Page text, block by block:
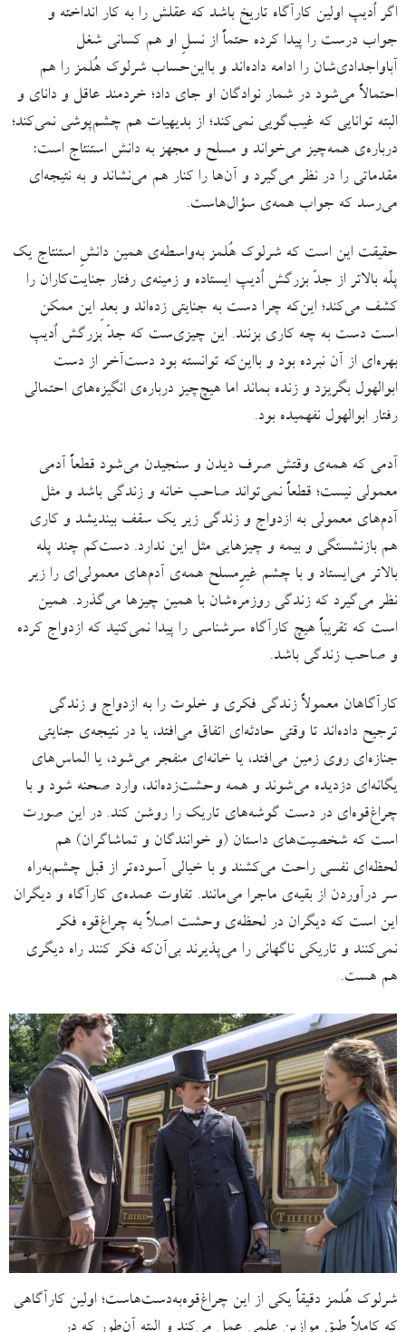
اگر اُدیپ اولین کارآگاه تاریخ باشد که عقلش را به کار انداخته و
جواب درست را پیدا کرده حتماً از نسلِ او هم کسانی شغل
آبا‌واجدادی‌شان را ادامه داده‌اند و بااین‌حساب شرلوک هُلمز را هم
احتمالاً می‌شود در شمار نوادگان او جای داد؛ خردمند عاقل و دانای و
البته توانایی که غیب‌گویی نمی‌کند؛ از بدیهیات هم چشم‌پوشی نمی‌کند؛
درباره‌ی همه‌چیز می‌خواند و مسلح و مجهز به دانش استنتاج است:
مقدماتی را در نظر می‌گیرد و آن‌ها را کنار هم می‌نشاند و به نتیجه‌ای
می‌رسد که جواب همه‌ی سؤال‌هاست.
حقیقت این است که شرلوک هُلمز به‌واسطه‌ی همین دانشِ استنتاج یک
پلّه بالاتر از جدّ بزرگش اُدیپ ایستاده و زمینه‌ی رفتار جنایت‌کاران را
کشف می‌کند؛ این‌که چرا دست به جنایتی زده‌اند و بعدِ این ممکن
است دست به چه کاری بزنند. این چیزی‌ست که جدّ بزرگش اُدیپ
بهره‌ای از آن نبرده بود و بااین‌که توانسته بود دست‌آخر از دست
ابوالهول بگریزد و زنده بماند اما هیچ‌چیز درباره‌ی انگیزه‌های احتمالی
رفتار ابوالهول نفهمیده بود.
آدمی که همه‌ی وقتش صرف دیدن و سنجیدن می‌شود قطعاً آدمی
معمولی نیست؛ قطعاً نمی‌تواند صاحب خانه و زندگی باشد و مثل
آدم‌های معمولی به ازدواج و زندگی زیر یک سقف بیندیشد و کاری
هم بازنشستگی و بیمه و چیزهایی مثل این ندارد. دست‌کم چند پله
بالاتر می‌ایستاد و با چشم غیرِمسلح همه‌ی آدم‌های معمولی‌ای را زیر
نظر می‌گیرد که زندگی روزمره‌شان با همین چیزها می‌گذرد. همین
است که تقریباً هیچ کارآگاه سرشناسی را پیدا نمی‌کنید که ازدواج کرده
و صاحب زندگی باشد.
کارآگاهان معمولاً زندگی فکری و خلوت را به ازدواج و زندگی
ترجیح داده‌اند تا وقتی حادثه‌ای اتفاق می‌افتد، یا در نتیجه‌ی جنایتی
جنازه‌ای روی زمین می‌افتد، یا خانه‌ای منفجر می‌شود، یا الماس‌های
یگانه‌ای دزدیده می‌شوند و همه وحشت‌زده‌اند، وارد صحنه شود و با
چراغ‌قوه‌ای در دست گوشه‌های تاریک را روشن کند. در این صورت
است که شخصیت‌های داستان (و خوانندگان و تماشاگران) هم
لحظه‌ای نفسی راحت می‌کشند و با خیالی آسوده‌تر از قبل چشم‌به‌راه
سر درآوردن از بقیه‌ی ماجرا می‌مانند. تفاوت عمده‌ی کارآگاه و دیگران
این است که دیگران در لحظه‌ی وحشت اصلاً به چراغ‌قوه فکر
نمی‌کنند و تاریکی ناگهانی را می‌پذیرند بی‌آن‌که فکر کنند راه دیگری
هم هست.
شرلوک هُلمز دقیقاً یکی از این چراغ‌قوه‌به‌دست‌هاست؛ اولین کارآگاهی‌
که کاملاً طبقِ موازینِ علمی عمل می‌کند و البته آن‌طور که در